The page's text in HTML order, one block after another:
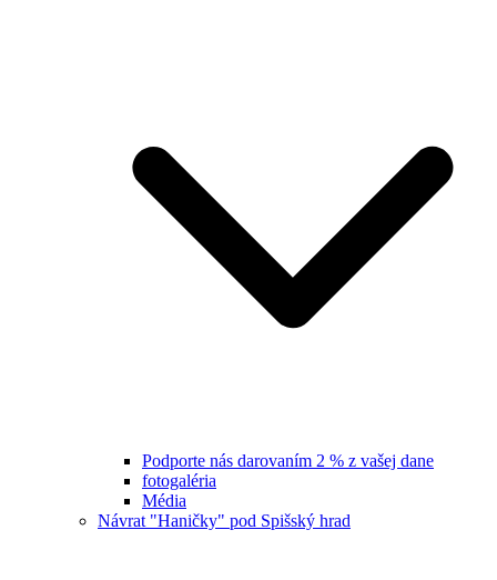
Podporte nás darovaním 2 % z vašej dane
fotogaléria
Média
Návrat "Haničky" pod Spišský hrad